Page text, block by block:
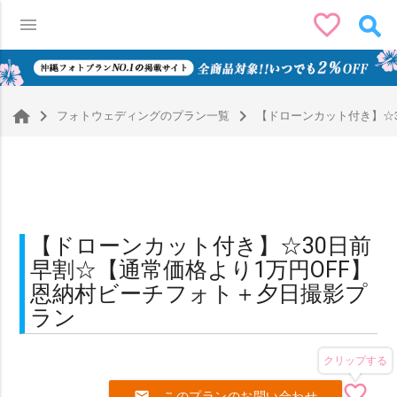
menu favorite_border
navigate_next フォトウェディングのプラン一覧 navigate_next 【ドローンカット付き】
【ドローンカット付き】☆30日前
早割☆【通常価格より1万円OFF】
恩納村ビーチフォト＋夕日撮影プ
ラン
クリップする